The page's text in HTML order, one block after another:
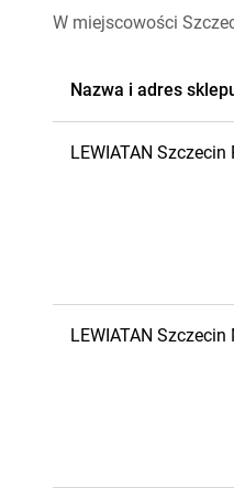
W miejscowości
Nazwa i adres
LEWIATAN Szczecin
LEWIATAN Szczecin